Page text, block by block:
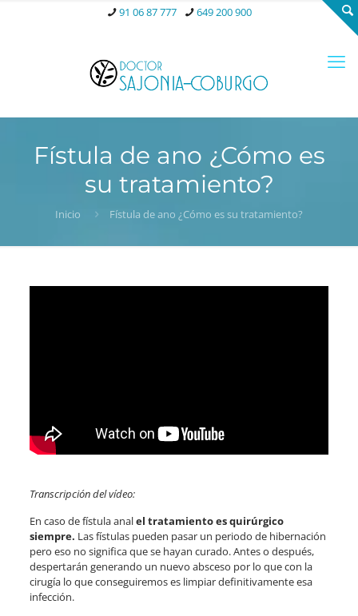
91 06 87 777 649 200 900
Fístula de ano ¿Cómo es
su tratamiento?
Inicio Fístula de ano ¿Cómo es su tratamiento?
Transcripción del vídeo:
En caso de fístula analel tratamiento es quirúrgico
siempre. Las fístulas pueden pasar un periodo de hibernación
pero eso no significa que se hayan curado. Antes o después,
despertarán generando un nuevo absceso por lo que con la
cirugía lo que conseguiremos es limpiar definitivamente esa
infección.